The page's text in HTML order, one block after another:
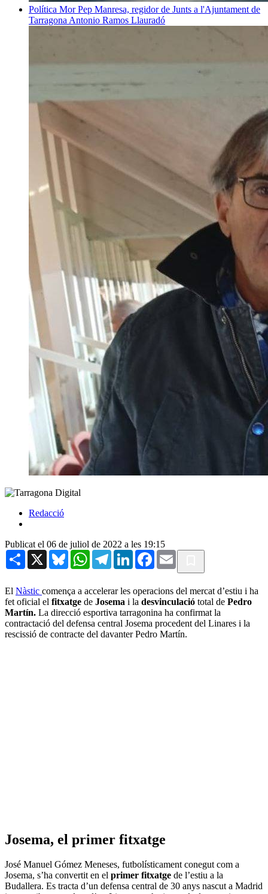
Política Mor Pep Manresa, regidor de Junts a l'Ajuntament de
Tarragona Antonio Ramos Llauradó
Redacció
Publicat el 06 de juliol de 2022 a les 19:15
Share X BlueskyWhatsAppTelegramLinkedInFacebook
Email
El Nàstic comença a accelerar les operacions del mercat d’estiu i ha
fet oficial el fitxatge de Josema i la desvinculació total de Pedro
Martín. La direcció esportiva tarragonina ha confirmat la
contractació del defensa central Josema procedent del Linares i la
rescissió de contracte del davanter Pedro Martín.
Josema, el primer fitxatge
José Manuel Gómez Meneses, futbolísticament conegut com a
Josema, s’ha convertit en el primer fitxatge de l’estiu a la
Budallera. Es tracta d’un defensa central de 30 anys nascut a Madrid